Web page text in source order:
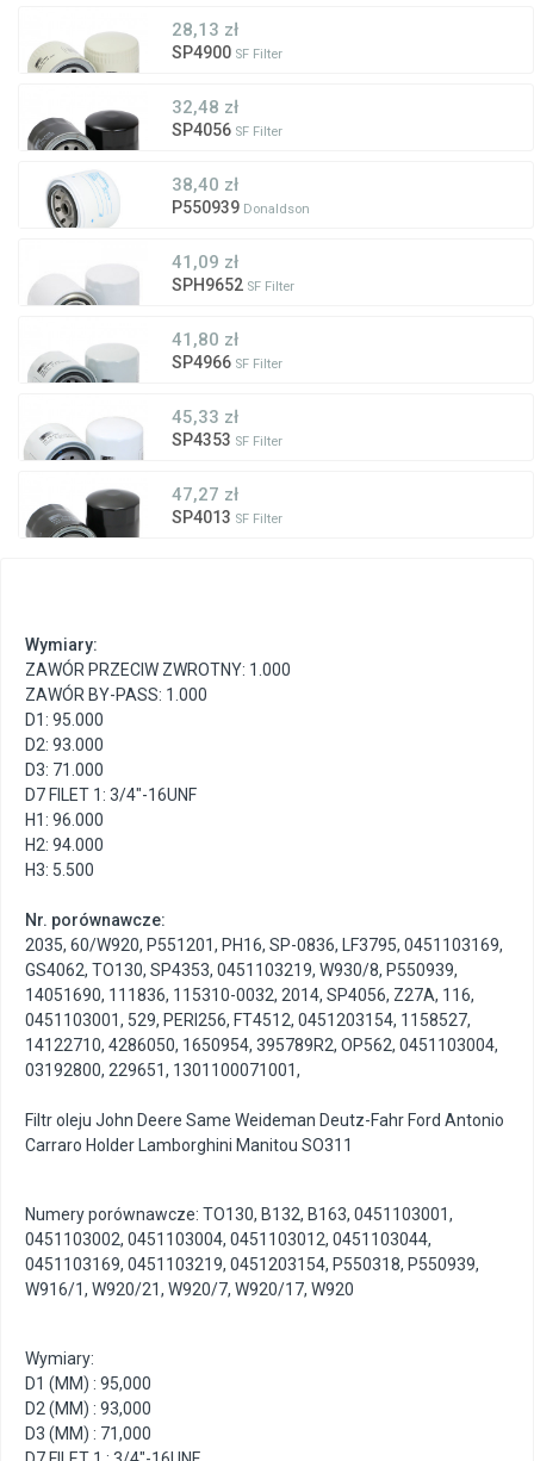
28,13 zł
SP4900 SF Filter
32,48 zł
SP4056 SF Filter
38,40 zł
P550939 Donaldson
41,09 zł
SPH9652 SF Filter
41,80 zł
SP4966 SF Filter
45,33 zł
SP4353 SF Filter
47,27 zł
SP4013 SF Filter
Wymiary:
ZAWÓR PRZECIW ZWROTNY: 1.000
ZAWÓR BY-PASS: 1.000
D1: 95.000
D2: 93.000
D3: 71.000
D7 FILET 1: 3/4"-16UNF
H1: 96.000
H2: 94.000
H3: 5.500
Nr. porównawcze:
2035, 60/W920, P551201, PH16, SP-0836, LF3795, 0451103169,
GS4062, TO130, SP4353, 0451103219, W930/8, P550939,
14051690, 111836, 115310-0032, 2014, SP4056, Z27A, 116,
0451103001, 529, PERI256, FT4512, 0451203154, 1158527,
14122710, 4286050, 1650954, 395789R2, OP562, 0451103004,
03192800, 229651, 1301100071001,
Filtr oleju John Deere Same Weideman Deutz-Fahr Ford Antonio
Carraro Holder Lamborghini Manitou SO311
Numery porównawcze: TO130, B132, B163, 0451103001,
0451103002, 0451103004, 0451103012, 0451103044,
0451103169, 0451103219, 0451203154, P550318, P550939,
W916/1, W920/21, W920/7, W920/17, W920
Wymiary:
D1 (MM) : 95,000
D2 (MM) : 93,000
D3 (MM) : 71,000